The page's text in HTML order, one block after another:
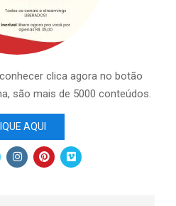
clica agora no botão
são mais de 5000 conteúdos.
AQUI